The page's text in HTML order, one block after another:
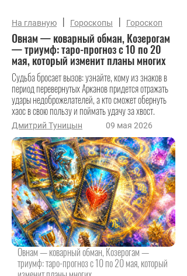
На главную | Гороскопы | Гороскоп
Овнам — коварный обман, Козерогам
— триумф: таро-прогноз с 10 по 20
мая, который изменит планы многих
Судьба бросает вызов: узнайте, кому из знаков в
период перевернутых Арканов придется отражать
удары недоброжелателей, а кто сможет обернуть
хаос в свою пользу и поймать удачу за хвост.
Дмитрий Туницын 09 мая 2026
Овнам — коварный обман, Козерогам —
триумф: таро-прогноз с 10 по 20 мая, который